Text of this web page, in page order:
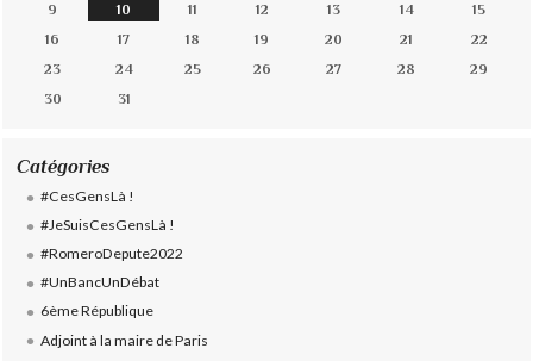
9
10 11 12 13 14
15
16
17 18 19 20 21
22
23
24 25 26 27 28
29
30
31
Catégories
#CesGensLà !
#JeSuisCesGensLà !
#RomeroDepute2022
#UnBancUnDébat
6ème République
Adjoint à la maire de Paris